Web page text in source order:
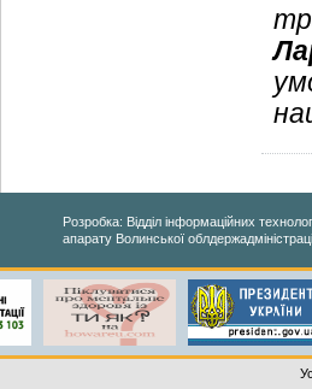
Розробка: Відділ інформаційних
апарату Волинської